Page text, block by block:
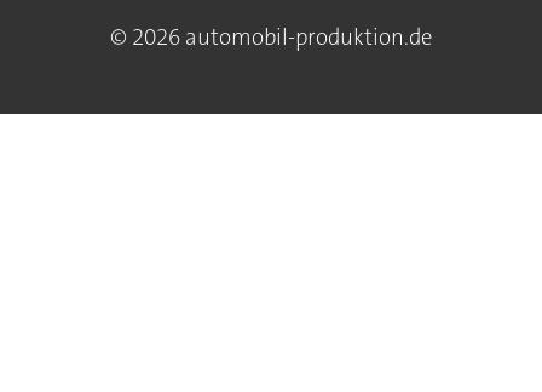
© 2026 automobil-produktion.de